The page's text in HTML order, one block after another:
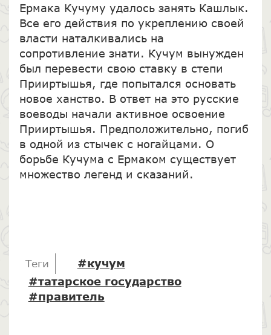
Ермака Кучуму удалось занять Кашлык.
Все его действия по укреплению своей
власти наталкивались на
сопротивление знати. Кучум вынужден
был перевести свою ставку в степи
Прииртышья, где попытался основать
новое ханство. В ответ на это русские
воеводы начали активное освоение
Прииртышья. Предположительно, погиб
в одной из стычек с ногайцами. О
борьбе Кучума с Ермаком существует
множество легенд и сказаний.
Теги
#кучум
#татарское государство
#правитель